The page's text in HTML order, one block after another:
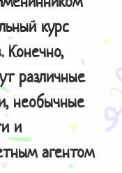
курс
Конечно,
различные
необычные
и
агентом